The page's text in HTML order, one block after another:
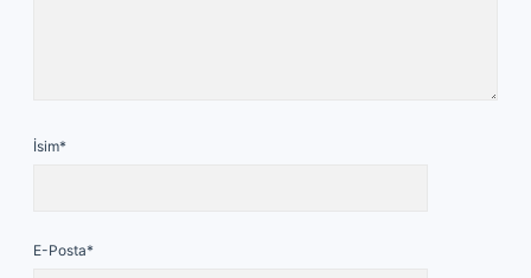
İsim*
E-Posta*